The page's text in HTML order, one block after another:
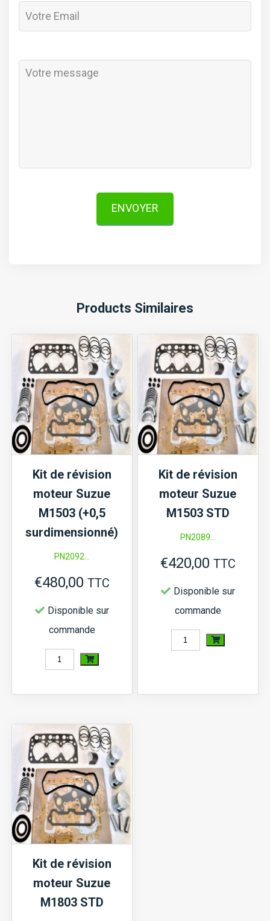
ENVOYER
Products Similaires
Kit de révision
moteur Suzue
M1503 (+0,5
surdimensionné)
PN2092...
€480,00 TTC
Disponible sur
commande
quantité
Kit
révision
moteur
Suzue
M1503
(+0,5
surdimensionné)
Kit de révision
moteur Suzue
M1503 STD
PN2089...
€420,00 TTC
Disponible sur
commande
quantité
de
Kit de révision
moteur Suzue
M1803 STD